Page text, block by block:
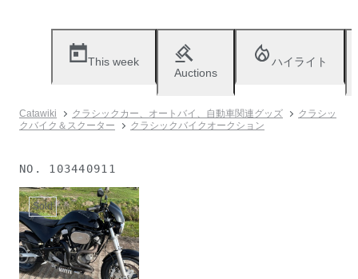
This week
Auctions
ハイライト
Catawiki クラシックカー、オートバイ、自動車関連グッズ
クラシッ
クバイク＆スクーター
クラシックバイクオークション
NO. 103440911
Sold